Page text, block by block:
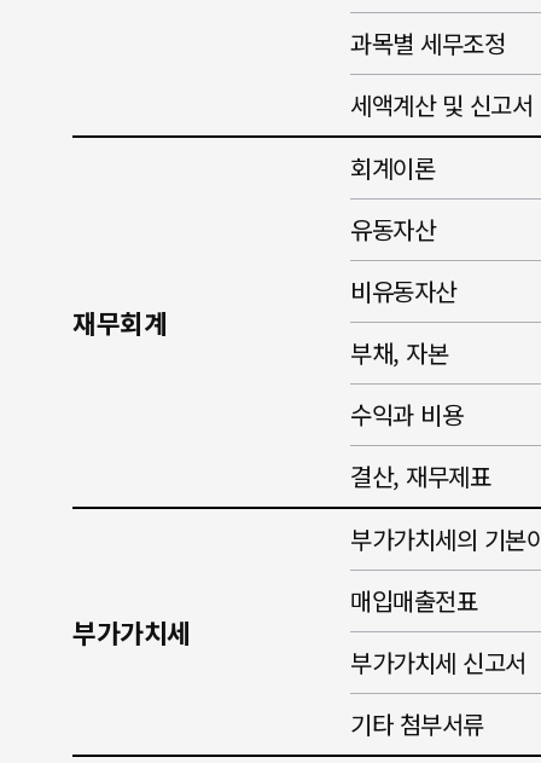
과목별 세무조정
세액계산 및 신고서
재무회계
회계이론
유동자산
비유동자산
부채, 자본
수익과 비용
결산, 재무제표
부가가치세
부가가치세의 기본
매입매출전표
부가가치세 신고서
기타 첨부서류